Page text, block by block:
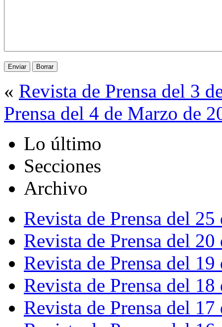
« Revista de Prensa del 3
Prensa del 4 de Marzo de
Lo último
Secciones
Archivo
Revista de Prensa del
Revista de Prensa del
Revista de Prensa del
Revista de Prensa del
Revista de Prensa del